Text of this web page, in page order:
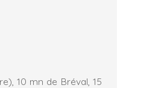
10 mn de Bréval, 15